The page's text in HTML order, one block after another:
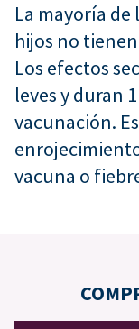
La mayoría
hijos no
Los efectos
leves y duran
vacunación.
vacuna o